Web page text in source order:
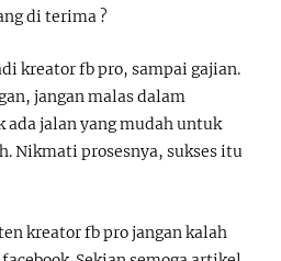
di terima ?
kreator fb pro, sampai gajian.
jangan malas dalam
jalan yang mudah untuk
Nikmati prosesnya, sukses itu
kreator fb pro jangan kalah